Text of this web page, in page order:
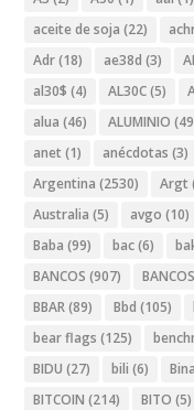
aceite de soja (22)
Adr(18) ae38d (3)
al30$ (4) AL30C(5)
alua (46) ALUMINIO
anet (1) anécdotas (3)
Argentina (2530) Argt
Australia (5) avgo (10)
Baba (99) bac(6)
BANCOS (907)
BBAR(89) Bbd (105)
bear flags (125)
BIDU (27) bili (6)
BITCOIN (214) BITO (5)